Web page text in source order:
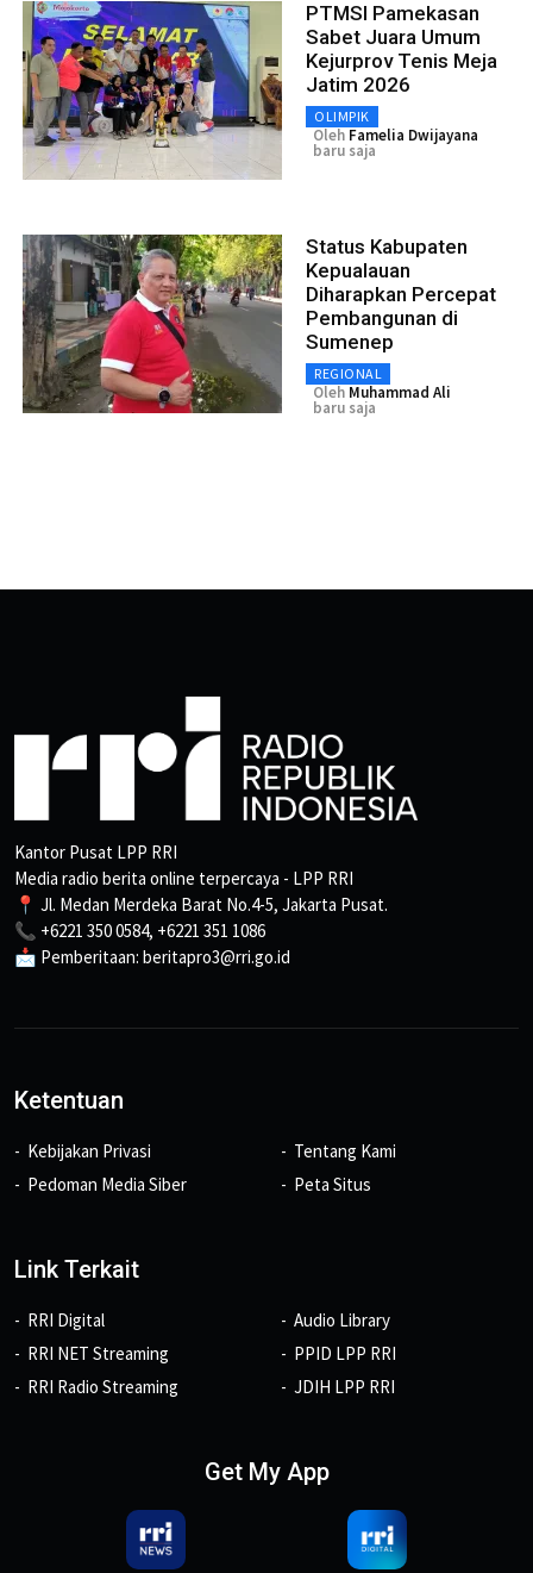
PTMSI Pamekasan
Sabet Juara Umum
Kejurprov Tenis Meja
Jatim 2026
OLIMPIK
Oleh Famelia Dwijayana
baru saja
Status Kabupaten
Kepualauan
Diharapkan Percepat
Pembangunan di
Sumenep
REGIONAL
Oleh Muhammad Ali
baru saja
Kantor Pusat LPP RRI
Media radio berita online terpercaya - LPP RRI
📍 Jl. Medan Merdeka Barat No.4-5, Jakarta Pusat.
📞 +6221 350 0584, +6221 351 1086
📩 Pemberitaan: beritapro3@rri.go.id
Ketentuan
Kebijakan Privasi
Pedoman Media Siber
Tentang Kami
Peta Situs
Link Terkait
RRI Digital
RRI NET Streaming
RRI Radio Streaming
Audio Library
PPID LPP RRI
JDIH LPP RRI
Get My App